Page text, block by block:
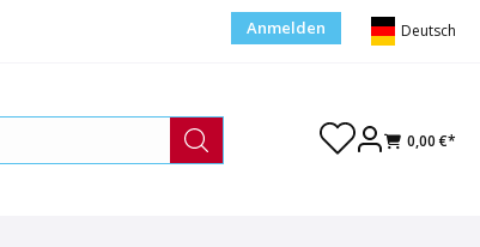
Anmelden Deutsch
0,00 €*